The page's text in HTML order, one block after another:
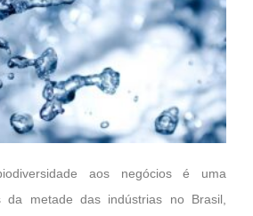
aos negócios é uma
da metade das indústrias no Brasil,